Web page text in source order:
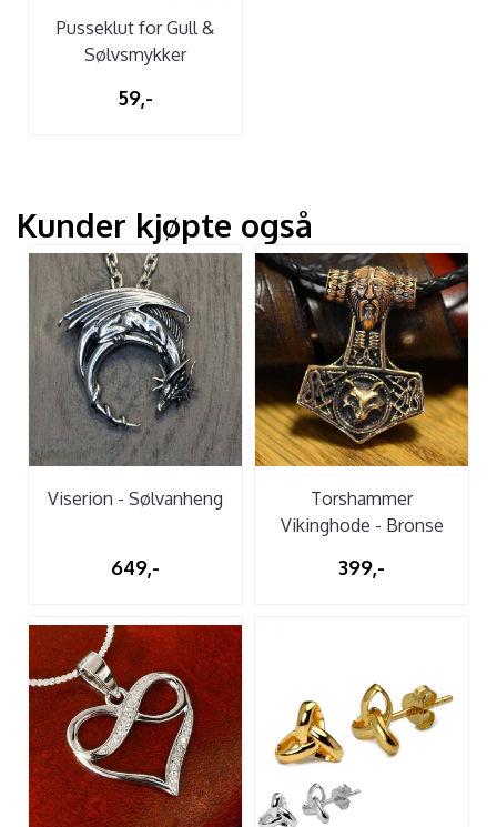
Pusseklut for Gull &
Sølvsmykker
59,-
Kunder kjøpte også
Viserion - Sølvanheng
649,-
Torshammer
Vikinghode - Bronse
399,-